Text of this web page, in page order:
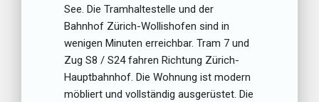
See. Die Tramhaltestelle und der
Bahnhof Zürich-Wollishofen sind in
wenigen Minuten erreichbar. Tram 7 und
Zug S8 / S24 fahren Richtung Zürich-
Hauptbahnhof. Die Wohnung ist modern
möbliert und vollständig ausgerüstet. Die